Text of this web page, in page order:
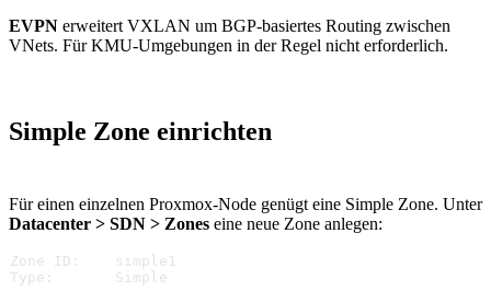
EVPN erweitert VXLAN um BGP-basiertes Routing zwischen
VNets. Für KMU-Umgebungen in der Regel nicht erforderlich.
Simple Zone einrichten
Für einen einzelnen Proxmox-Node genügt eine Simple Zone. Unter
Datacenter > SDN > Zones eine neue Zone anlegen:
Zone ID:    simple1
Type:       Simple